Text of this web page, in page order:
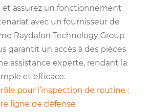
assurez un fonctionnement
avec un fournisseur de
Raydafon Technology Group
garantit un accès à des pièces
assistance experte, rendant la
et efficace.
pour l’inspection de routine :
ligne de défense